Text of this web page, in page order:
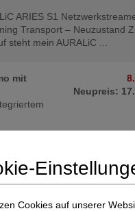
ARIES S1
Transport – Neuzustand
steht mein AURALiC ...
mit
Neupreis:
aus unserem Demo
Streaming / DAC und Vorstufe
Zubehör und OVP ...
Cookies auf unserer